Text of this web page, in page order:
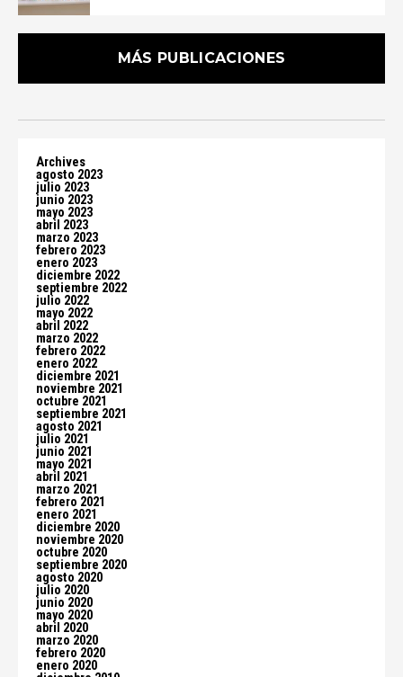
MÁS PUBLICACIONES
Archives
agosto 2023
julio 2023
junio 2023
mayo 2023
abril 2023
marzo 2023
febrero 2023
enero 2023
diciembre 2022
septiembre 2022
julio 2022
mayo 2022
abril 2022
marzo 2022
febrero 2022
enero 2022
diciembre 2021
noviembre 2021
octubre 2021
septiembre 2021
agosto 2021
julio 2021
junio 2021
mayo 2021
abril 2021
marzo 2021
febrero 2021
enero 2021
diciembre 2020
noviembre 2020
octubre 2020
septiembre 2020
agosto 2020
julio 2020
junio 2020
mayo 2020
abril 2020
marzo 2020
febrero 2020
enero 2020